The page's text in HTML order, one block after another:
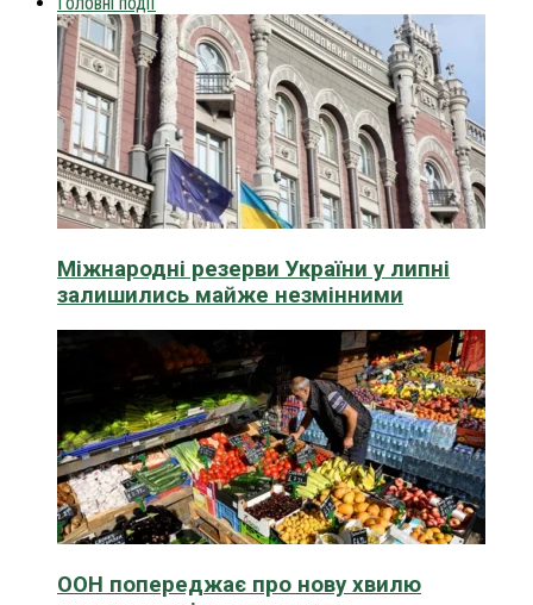
Міжнародні резерви України у липні
залишились майже незмінними
ООН попереджає про нову хвилю